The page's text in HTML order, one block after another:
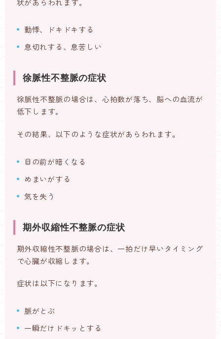
動悸、ドキドキする
息切れする、息苦しい
徐脈性不整脈の症状
徐脈性不整脈の場合は、心拍数が落ち、脳への血流が
低下します。
その結果、以下のような症状があらわれます。
目の前が暗くなる
めまいがする
気を失う
期外収縮性不整脈の症状
期外収縮性不整脈の場合は、一拍だけ早いタイミング
で心臓が収縮します。
症状は以下になります。
脈がとぶ
一瞬だけドキッとする